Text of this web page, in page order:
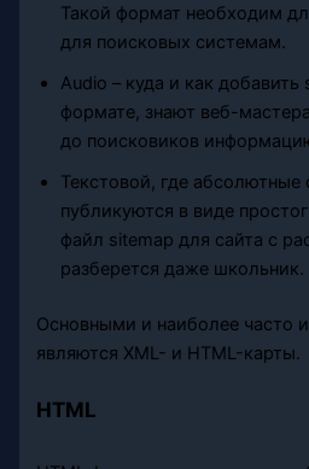
Такой формат необходим
для поисковых системам.
Audio – куда и как добавить
формате, знают веб-
до поисковиков
Текстовой, где абсолютные
публикуются в виде
файл sitemap для сайта с
разберется даже школьник.
Основными и наиболее часто
являются XML- и HTML-карты.
HTML